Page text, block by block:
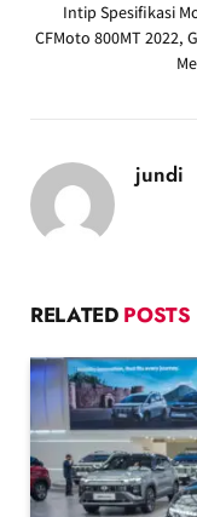
Intip Spesifikasi
CFMoto 800MT 2022,
jundi
RELATED POSTS